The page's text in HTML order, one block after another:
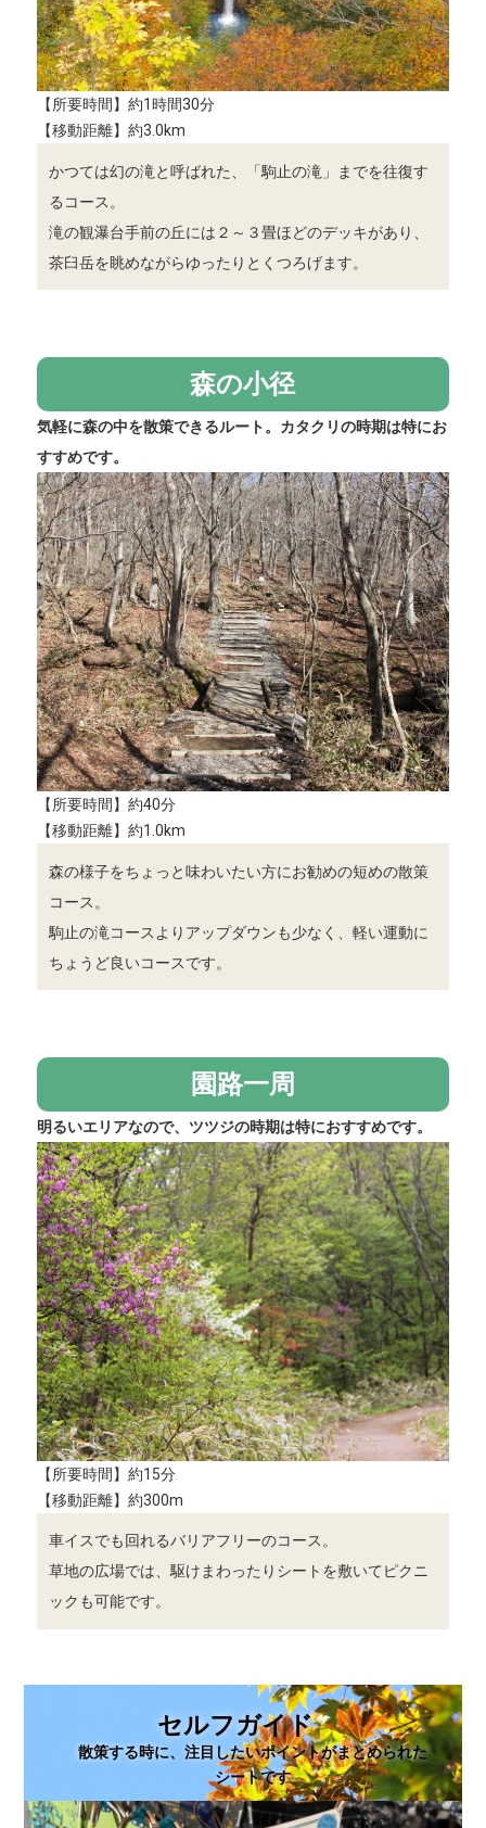
【所要時間】約1時間30分
【移動距離】約3.0km
かつては幻の滝と呼ばれた、「駒止の滝」までを往復す
るコース。
滝の観瀑台手前の丘には２～３畳ほどのデッキがあり、
茶臼岳を眺めながらゆったりとくつろげます。
森の小径
気軽に森の中を散策できるルート。カタクリの時期は特にお
すすめです。
【所要時間】約40分
【移動距離】約1.0km
森の様子をちょっと味わいたい方にお勧めの短めの散策
コース。
駒止の滝コースよりアップダウンも少なく、軽い運動に
ちょうど良いコースです。
園路一周
明るいエリアなので、ツツジの時期は特におすすめです。
【所要時間】約15分
【移動距離】約300m
車イスでも回れるバリアフリーのコース。
草地の広場では、駆けまわったりシートを敷いてピクニ
ックも可能です。
セルフガイド
散策する時に、注目したいポイントがまとめられた
シートです